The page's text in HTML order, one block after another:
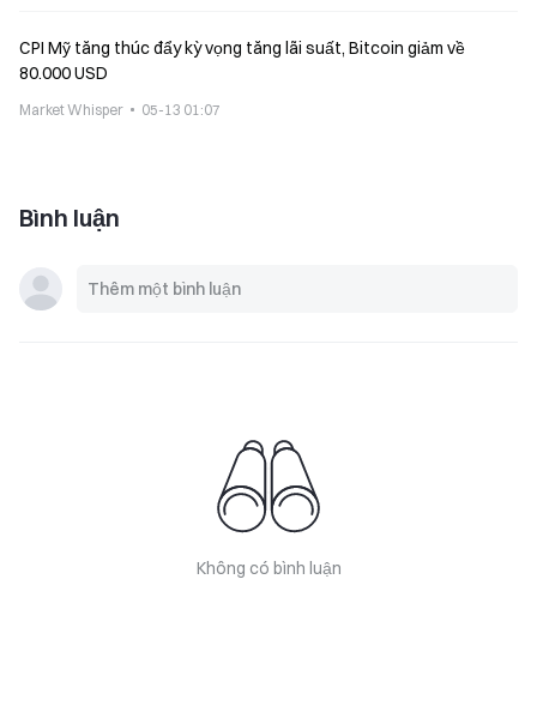
CPI Mỹ tăng thúc đẩy kỳ vọng tăng lãi suất, Bitcoin giảm về
80.000 USD
Market Whisper 05-13 01:07
Bình luận
Không có bình luận